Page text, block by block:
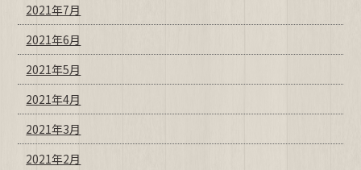
2021年7月
2021年6月
2021年5月
2021年4月
2021年3月
2021年2月